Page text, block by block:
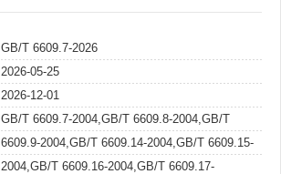
GB/T 6609.7-2026
2026-05-25
2026-12-01
GB/T 6609.7-2004,GB/T 6609.8-2004,GB/T
6609.9-2004,GB/T 6609.14-2004,GB/T 6609.15-
2004,GB/T 6609.16-2004,GB/T 6609.17-